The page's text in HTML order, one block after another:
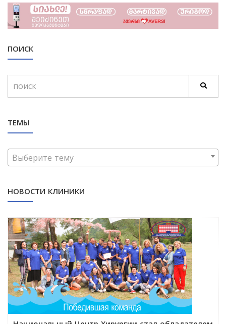
ПОИСК
ТЕМЫ
Выберите тему
НОВОСТИ КЛИНИКИ